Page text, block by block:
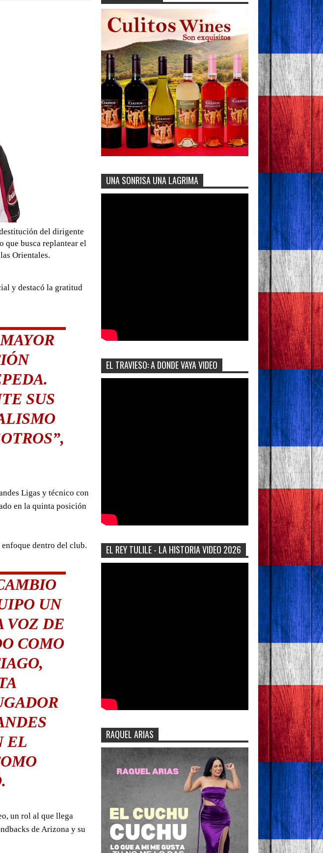
del dirigente
que busca replantear el
Orientales.
y destacó la gratitud
SUS
,
Ligas y técnico con
en la quinta posición
dentro del club.
UN
VOZ DE
COMO
EL
un rol al que llega
de Arizona y su
UNA SONRISA UNA LAGRIMA
EL TRAVIESO: A DONDE VAYA VIDEO
EL REY TULILE - LA HISTORIA VIDEO 2026
RAQUEL ARIAS